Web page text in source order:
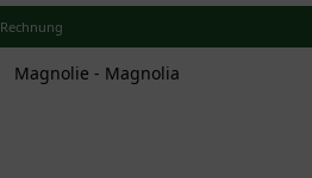
Magnolie - Magnolia